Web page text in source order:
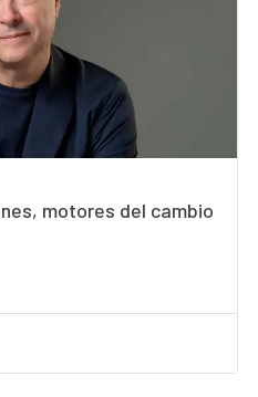
motores del cambio